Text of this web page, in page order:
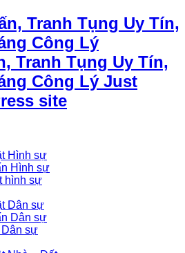
Tranh Tụng Uy Tín,
Công Lý Just
site
Hình sự
Hình sự
hình sự
Dân sự
Dân sự
sự